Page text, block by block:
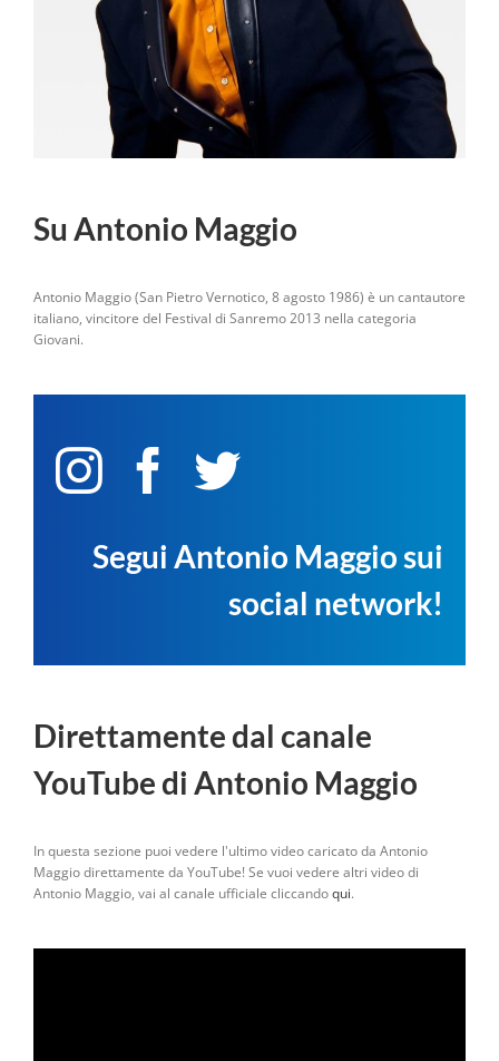
Su Antonio Maggio
Antonio Maggio (San Pietro Vernotico, 8 agosto 1986) è un cantautore
italiano, vincitore del Festival di Sanremo 2013 nella categoria
Giovani.
Segui Antonio Maggio sui
social network!
Direttamente dal canale
YouTube di Antonio Maggio
In questa sezione puoi vedere l'ultimo video caricato da Antonio
Maggio direttamente da YouTube! Se vuoi vedere altri video di
Antonio Maggio, vai al canale ufficiale cliccandoqui.